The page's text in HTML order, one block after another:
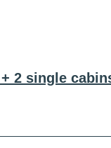
2 single